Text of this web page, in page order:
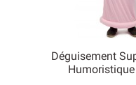
Déguisement
Aperçu